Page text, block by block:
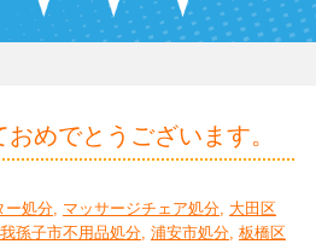
めでとうございます。
ー処分, マッサージチェア処分, 大田区
我孫子市不用品処分, 浦安市処分, 板橋区